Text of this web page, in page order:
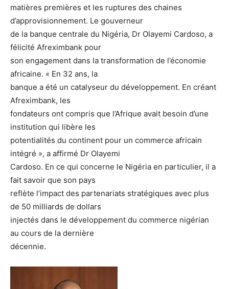
matières premières et les ruptures des chaines
d’approvisionnement. Le gouverneur
de la banque centrale du Nigéria, Dr Olayemi Cardoso, a
félicité Afreximbank pour
son engagement dans la transformation de l’économie
africaine. « En 32 ans, la
banque a été un catalyseur du développement. En créant
Afreximbank, les
fondateurs ont compris que l’Afrique avait besoin d’une
institution qui libère les
potentialités du continent pour un commerce africain
intégré », a affirmé Dr Olayemi
Cardoso. En ce qui concerne le Nigéria en particulier, il a
fait savoir que son pays
reflète l’impact des partenariats stratégiques avec plus
de 50 milliards de dollars
injectés dans le développement du commerce nigérian
au cours de la dernière
décennie.